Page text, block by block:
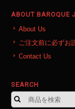
ABOUT
About Us
ご注文前に必ずお
Contact Us
SEARCH